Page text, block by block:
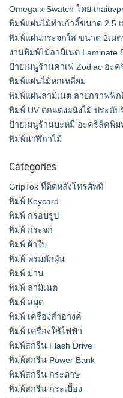
Omega x Swatch โดย
พิมพ์แผ่นไม้ทำเก้าอี้ขนาด 2.5
พิมพ์แผ่นกระจกใส ขนาด 2เมต
งานพิมพ์ไม้ลามิเนต Laminate
ป้ายเมนูร้านคาเฟ่ Zodiac อะ
พิมพ์แผ่นไม้หกเหลี่ยม
พิมพ์แผ่นลามิเนต ลายกราฟฟิก
พิมพ์ UV ตกแต่งผนังไม้ ประดับ
ป้ายเมนูร้านบะหมี่ อะคริลิคพิม
พิมพ์นาฬิกาไม้
Categories
GripTok ที่ติดหลังโทรศัพท์
พิมพ์ Keycard
พิมพ์ กรอบรูป
พิมพ์ กระจก
พิมพ์ ผ้าใบ
พิมพ์ พรมดักฝุ่น
พิมพ์ ม่าน
พิมพ์ ลามิเนต
พิมพ์ สมุด
พิมพ์ เครื่องสําอางค์
พิมพ์ เครื่องใช้ไฟฟ้า
พิมพ์สกรีน Flash Drive
พิมพ์สกรีน Power Bank
พิมพ์สกรีน กระดาษ
พิมพ์สกรีน กระเบื้อง